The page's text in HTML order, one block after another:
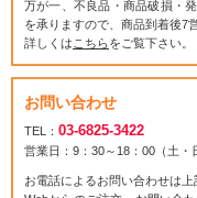
万が一、不良品・商品破損・
を承りますので、商品到着後7
詳しくは こちらをご覧下さい。
お問い合わせ
TEL： 03-6825-3422
営業日：9：30～18：00（土・
お電話によるお問い合わせは上